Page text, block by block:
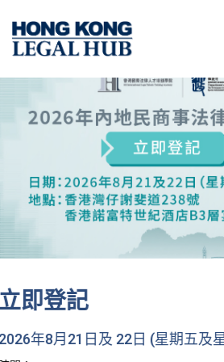
香港國際法律人才培訓學院微信